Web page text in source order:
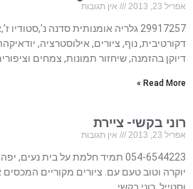
אפריל 23, 2013 אין תגובות
29917257 גלריה אומנותית סדנה
דקורטיבית, נוף, ציורים, אילוסטרציה,
דיוקן בהזמנה, שיחזור תמונות, צמחים
Read More »
רוני בקשי- ציירת
אפריל 23, 2013 אין תגובות
054-6544223 תמיד חלמת על בית
יוקרה וטוב טעם עם. ציורים מקוריים